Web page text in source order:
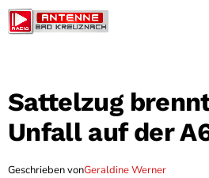
Sattelzug
Unfall auf der
Geschrieben vonGeraldine Werner